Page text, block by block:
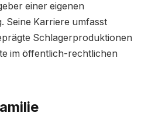
einer eigenen
Seine Karriere umfasst
Schlagerproduktionen
im öffentlich-rechtlichen